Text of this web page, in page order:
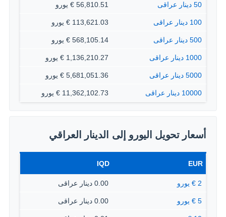
50 دينار عراقى 56,810.51 € يورو
100 دينار عراقى 113,621.03 € يورو
500 دينار عراقى 568,105.14 € يورو
1000 دينار عراقى 1,136,210.27 € يورو
5000 دينار عراقى 5,681,051.36 € يورو
10000 دينار عراقى 11,362,102.73 € يورو
أسعار تحويل اليورو إلى الدينار العراقي
EUR
IQD
2 € يورو 0.00 دينار عراقى
5 € يورو 0.00 دينار عراقى